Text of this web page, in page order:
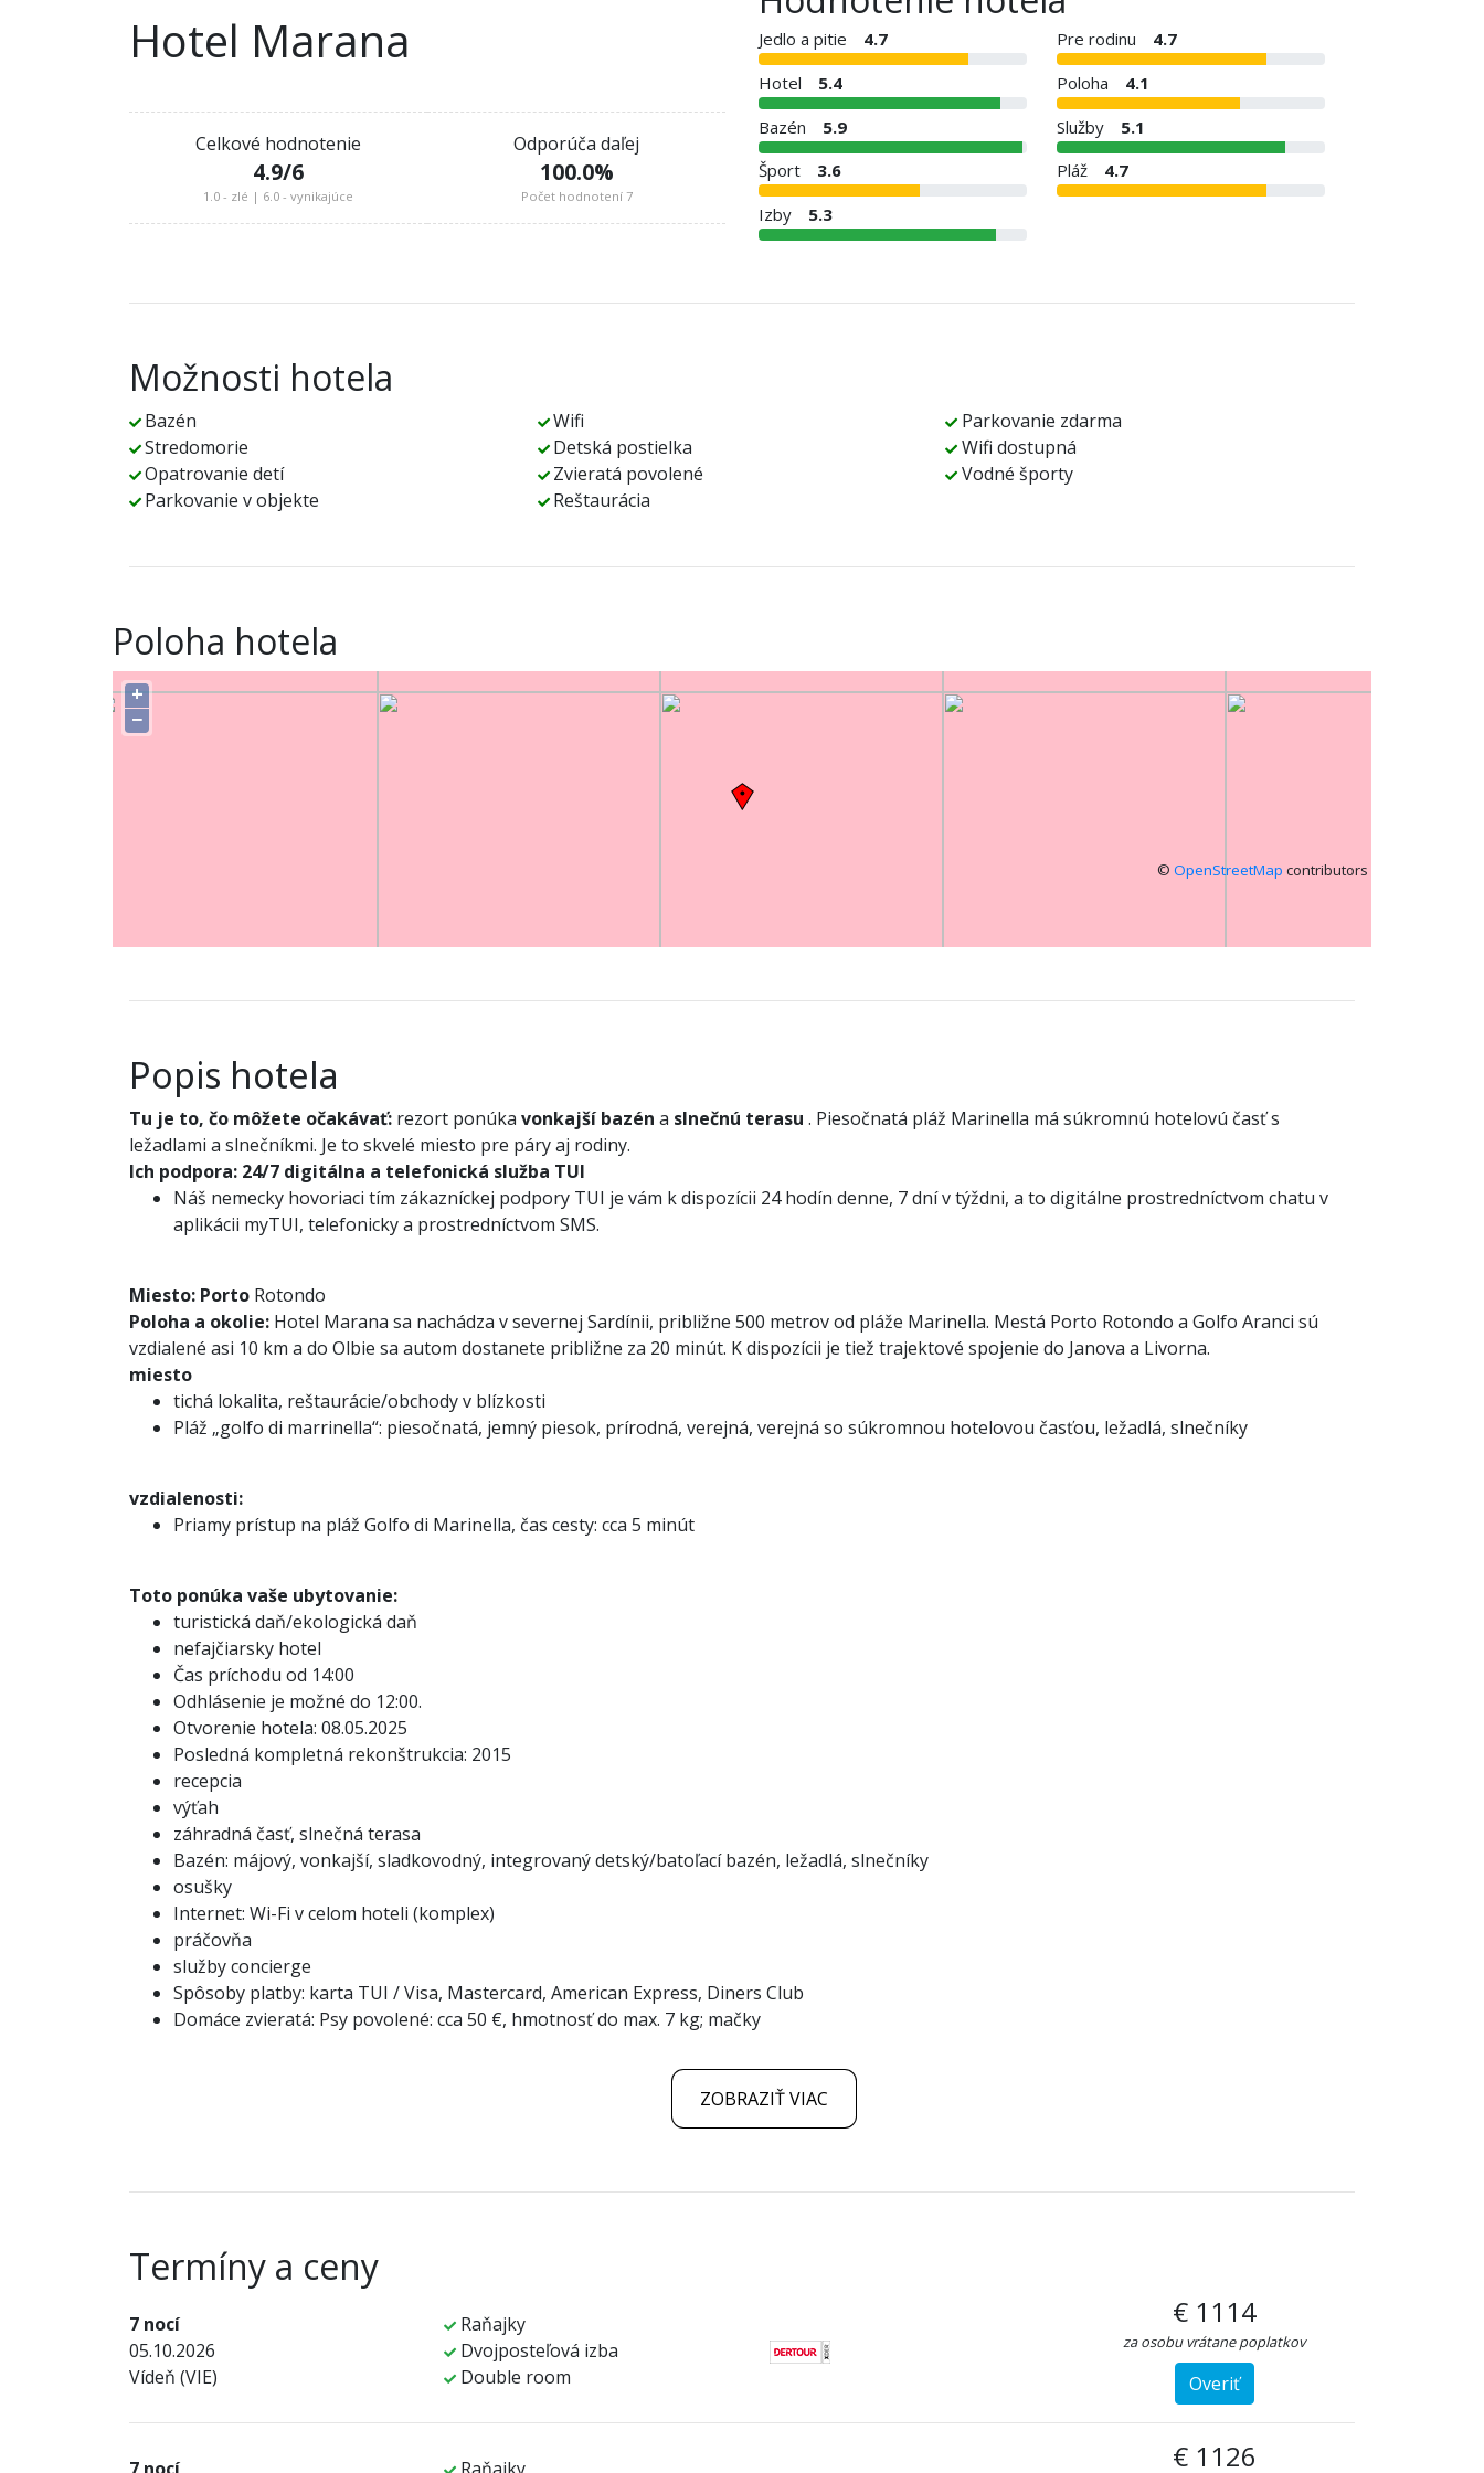
Hotel Marana
Celkové hodnotenie
4.9/6
1.0 - zlé | 6.0 - vynikajúce
Odporúča daľej
100.0%
Počet hodnotení 7
Jedlo a pitie 4.7 Pre rodinu
4.7
Hotel
5.4 Poloha
4.1
Bazén
5.9 Služby
5.1
Šport
3.6 Pláž
4.7
Izby
5.3
Možnosti hotela
Bazén Wifi
Parkovanie zdarma
Stredomorie
Detská postielka
Wifi dostupná
Opatrovanie detí
Zvieratá povolené
Vodné športy
Parkovanie v objekte
Reštaurácia
Poloha hotela
+
−
© OpenStreetMap contributors
Popis hotela
Tu je to, čo môžete očakávať: rezort ponúka vonkajší bazén a slnečnú terasu . Piesočnatá pláž Marinella má súkromnú hotelovú časť s
ležadlami a slnečníkmi. Je to skvelé miesto pre páry aj rodiny.
Ich podpora: 24/7 digitálna a telefonická služba TUI
Náš nemecky hovoriaci tím zákazníckej podpory TUI je vám k dispozícii 24 hodín denne, 7 dní v týždni, a to digitálne prostredníctvom chatu v
aplikácii myTUI, telefonicky a prostredníctvom SMS.
Miesto: Porto Rotondo
Poloha a okolie: Hotel Marana sa nachádza v severnej Sardínii, približne 500 metrov od pláže Marinella. Mestá Porto Rotondo a Golfo Aranci sú
vzdialené asi 10 km a do Olbie sa autom dostanete približne za 20 minút. K dispozícii je tiež trajektové spojenie do Janova a Livorna.
miesto
tichá lokalita, reštaurácie/obchody v blízkosti
Pláž „golfo di marrinella“: piesočnatá, jemný piesok, prírodná, verejná, verejná so súkromnou hotelovou časťou, ležadlá, slnečníky
vzdialenosti:
Priamy prístup na pláž Golfo di Marinella, čas cesty: cca 5 minút
Toto ponúka vaše ubytovanie:
turistická daň/ekologická daň
nefajčiarsky hotel
Čas príchodu od 14:00
Odhlásenie je možné do 12:00.
Otvorenie hotela: 08.05.2025
Posledná kompletná rekonštrukcia: 2015
recepcia
výťah
záhradná časť, slnečná terasa
Bazén: májový, vonkajší, sladkovodný, integrovaný detský/batoľací bazén, ležadlá, slnečníky
osušky
Internet: Wi-Fi v celom hoteli (komplex)
práčovňa
služby concierge
Spôsoby platby: karta TUI / Visa, Mastercard, American Express, Diners Club
Domáce zvieratá: Psy povolené: cca 50 €, hmotnosť do max. 7 kg; mačky
ZOBRAZIŤ VIAC
Termíny a ceny
7 nocí
05.10.2026
Vídeň (VIE)
Raňajky
Dvojposteľová izba
Double room
€ 1114
za osobu vrátane poplatkov
Overiť
€ 1126